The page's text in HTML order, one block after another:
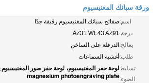
ورقة سبائك المغنيسيوم
اسم:صفائح سبائك المغنيسيوم رقيقة جدًا
درجة:AZ31 WE43 AZ91
يعالج:الدرفلة على الساخن
طلب:أغشية السماعات
تسليط
الضوء:
لوحة حفر المغنيسيوم، لوحة حفر صور المغنيسيوم,
magnesium photoengraving plate